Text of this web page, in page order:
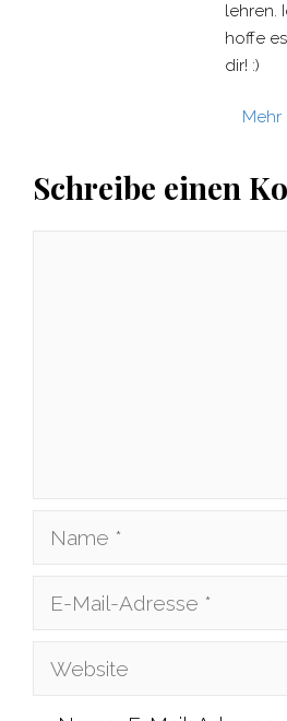
lehren.
hoffe
dir! :)
Mehr
Schreibe einen
Name
E-
Adresse
Website